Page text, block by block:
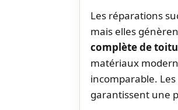
Les réparations
mais elles
complète de
matériaux
incomparable.
garantissent une